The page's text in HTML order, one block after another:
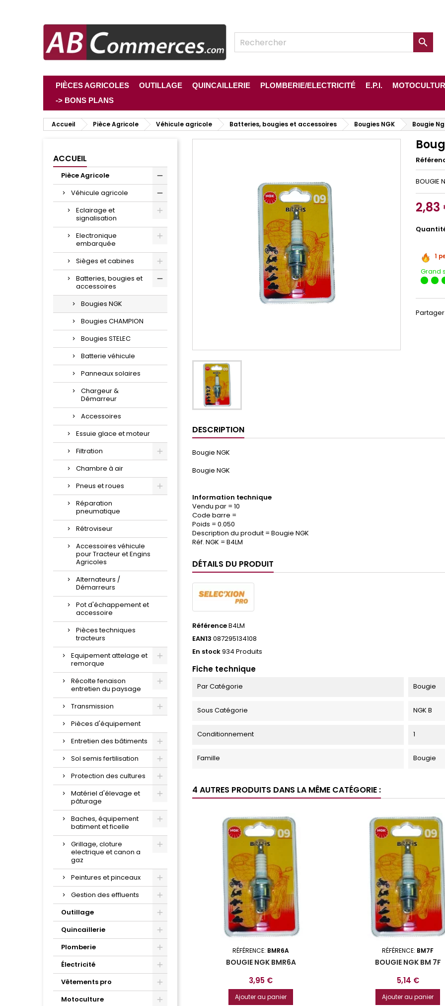

PIÈCES AGRICOLES OUTILLAGE QUINCAILLERIE PLOMBERIE/ELECTRICITÉ E.P.I.
-> BONS PLANS
Accueil Pièce Agricole Véhicule agricole Batteries, bougies et accessoires Bougies NGK Bougie
ACCUEIL
Pièce Agricole
Véhicule agricole
Eclairage et
signalisation
Electronique
embarquée
Sièges et cabines
Batteries, bougies et
accessoires
Bougies NGK
Bougies CHAMPION
Bougies STELEC
Batterie véhicule
Panneaux solaires
Chargeur &
Démarreur
Accessoires
Essuie glace et moteur
Filtration
Chambre à air
Pneus et roues
Réparation
pneumatique
Rétroviseur
Accessoires véhicule
pour Tracteur et Engins
Agricoles
Alternateurs /
Démarreurs
Pot d'échappement et
accessoire
Pièces techniques
tracteurs
Equipement attelage et
remorque
Récolte fenaison
entretien du paysage
Transmission
Pièces d'équipement
Entretien des bâtiments
Sol semis fertilisation
Protection des cultures
Matériel d'élevage et
pâturage
Baches, équipement
batiment et ficelle
Grillage, cloture
electrique et canon a
gaz
Peintures et pinceaux
Gestion des effluents
Outillage
Quincaillerie
Plomberie
Électricité
Vêtements pro
Motoculture
BOUGIE
2,83
1
Grand
Partager
DESCRIPTION
Bougie NGK
Bougie NGK
Information technique
Vendu par = 10
Code barre =
Poids = 0.050
Description du produit = Bougie NGK
Réf. NGK = B4LM
DÉTAILS DU PRODUIT
RéférenceB4LM
EAN13 087295134108
En stock934 Produits
Fiche technique
Par Catégorie Bougie
Sous Catégorie NGK B
Conditionnement 1
Famille Bougie
4 AUTRES PRODUITS DANS LA MÊME CATÉGORIE :
RÉFÉRENCE: BMR6A
BOUGIE NGK BMR6A
Prix
3,95 €
Ajouter au panier
RÉFÉRENCE: BM7F
BOUGIE NGK BM 7F
Prix
5,14 €
Ajouter au panier